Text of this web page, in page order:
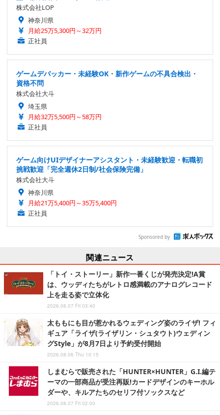
株式会社LOP
神奈川県
月給25万5,300円～32万円
正社員
ゲームデバッカー・未経験OK・新作ゲームの不具合検出・
資格不問
株式会社大斗
埼玉県
月給32万5,500円～58万円
正社員
ゲーム向けUIデザイナーアシスタント・未経験歓迎・転職初
挑戦歓迎「完全週休2日制/社会保険完備」
株式会社大斗
神奈川県
月給21万5,400円～35万5,400円
正社員
Sponsored by
関連ニュース
「トイ・ストーリー」新作一番くじが発売決定!A賞
は、ウッディたちがレトロ感満載のアナログレコード
上を走る姿で立体化
2026.08.07 Fri 03:40
太ももにも目が惹かれるウェディング姿のライザ! フィ
ギュア「ライザ(ライザリン・シュタウト)ウェディン
グStyle」が8月7日より予約受付開始
2026.08.06 Thu 10:15
しまむらで販売された「HUNTER×HUNTER」G.I.編テ
ーマの一部商品が受注再販!カードデザインのキーホル
ダーや、キルアたちのセリフ付ソックスなど
2026.08.07 Fri 02:00